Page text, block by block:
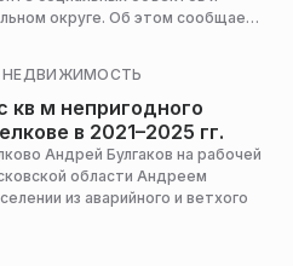
округе. Об этом сообщает
НЕДВИЖИМОСТЬ
кв м непригодного
в 2021–2025 гг.
Андрей Булгаков на рабочей
области Андреем
из аварийного и ветхого